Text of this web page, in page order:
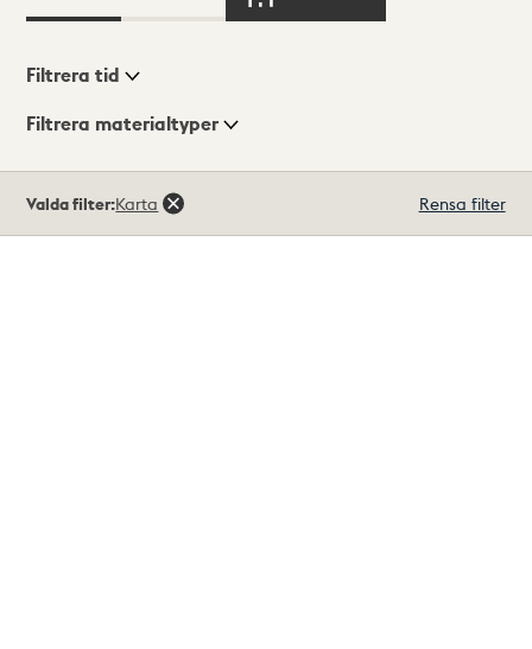
Visningsläge
Filtrera tid
Filtrera materialtyper
träffar
Valda filter:Karta Rensa filter